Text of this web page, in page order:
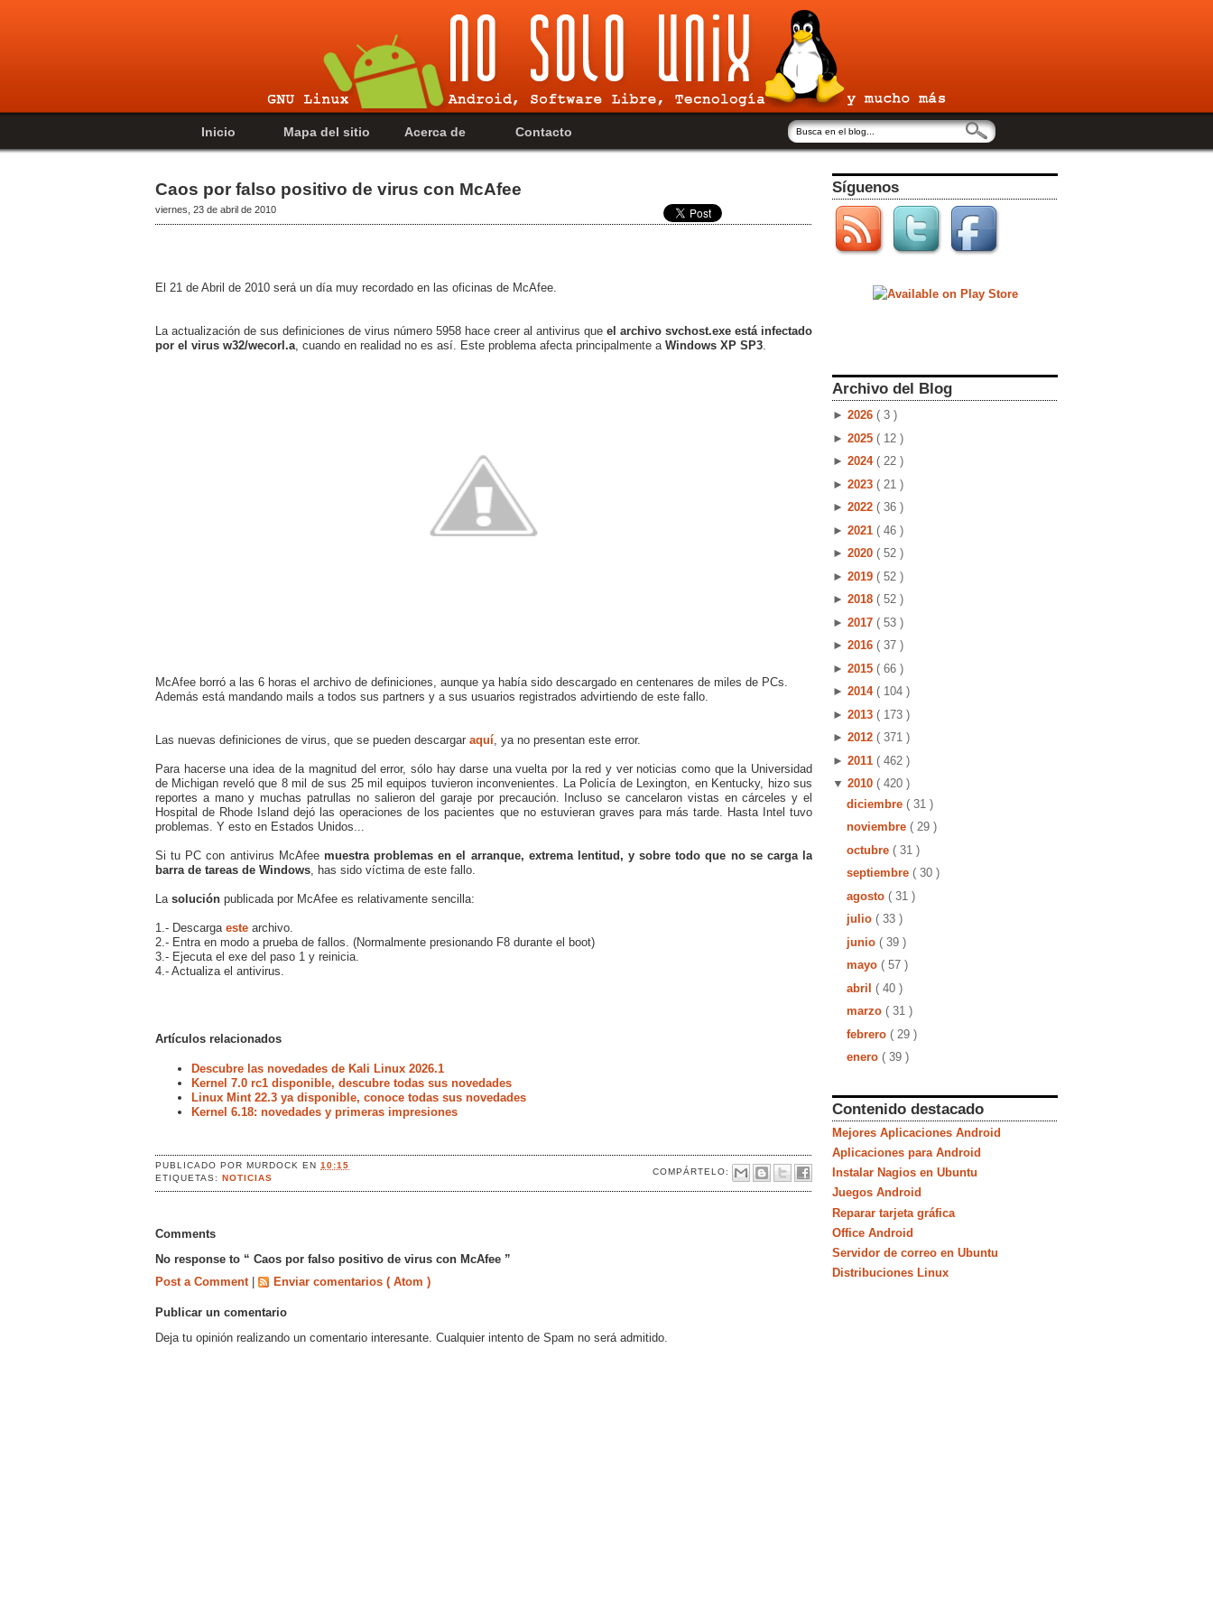
Inicio Mapa del sitio Acerca de Contacto
Caos por falso positivo de virus con McAfee
viernes, 23 de abril de 2010
El 21 de Abril de 2010 será un día muy recordado en las oficinas de McAfee.
La actualización de sus definiciones de virus número 5958 hace creer al antivirus que el archivo svchost.exe está infectado
por el virus w32/wecorl.a , cuando en realidad no es así. Este problema afecta principalmente a Windows XP SP3
McAfee borró a las 6 horas el archivo de definiciones, aunque ya había sido descargado en centenares de miles de PCs.
Además está mandando mails a todos sus partners y a sus usuarios registrados advirtiendo de este fallo.
Las nuevas definiciones de virus, que se pueden descargar aquí , ya no presentan este error.
Para hacerse una idea de la magnitud del error, sólo hay darse una vuelta por la red y ver noticias como que la Universidad
de Michigan reveló que 8 mil de sus 25 mil equipos tuvieron inconvenientes. La Policía de Lexington, en Kentucky, hizo sus
reportes a mano y muchas patrullas no salieron del garaje por precaución. Incluso se cancelaron vistas en cárceles y el
Hospital de Rhode Island dejó las operaciones de los pacientes que no estuvieran graves para más tarde. Hasta Intel tuvo
problemas. Y esto en Estados Unidos...
Si tu PC con antivirus McAfee muestra problemas en el arranque, extrema lentitud, y sobre todo que no se carga la
barra de tareas de Windows , has sido víctima de este fallo.
La solución publicada por McAfee es relativamente sencilla:
1.- Descarga este archivo.
2.- Entra en modo a prueba de fallos. (Normalmente presionando F8 durante el boot)
3.- Ejecuta el exe del paso 1 y reinicia.
4.- Actualiza el antivirus.
Artículos relacionados
Descubre las novedades de Kali Linux 2026.1
Kernel 7.0 rc1 disponible, descubre todas sus novedades
Linux Mint 22.3 ya disponible, conoce todas sus novedades
Kernel 6.18: novedades y primeras impresiones
PUBLICADO PORMURDOCKEN10:15
COMPÁRTELO:
ETIQUETAS:NOTICIAS
Comments
No response to “ Caos por falso positivo de virus con McAfee ”
Post a Comment
Enviar comentarios ( Atom )
Publicar un comentario
Deja tu opinión realizando un comentario interesante. Cualquier intento de Spam no será admitido.
Síguenos
Archivo del Blog
► 2026 ( 3 )
► 2025 ( 12 )
► 2024 ( 22 )
► 2023 ( 21 )
► 2022 ( 36 )
► 2021 ( 46 )
► 2020 ( 52 )
► 2019 ( 52 )
► 2018 ( 52 )
► 2017 ( 53 )
► 2016 ( 37 )
► 2015 ( 66 )
► 2014 ( 104 )
► 2013 ( 173 )
► 2012 ( 371 )
► 2011 ( 462 )
▼ 2010 ( 420 )
diciembre ( 31 )
noviembre ( 29 )
octubre ( 31 )
septiembre ( 30 )
agosto ( 31 )
julio ( 33 )
junio ( 39 )
mayo ( 57 )
abril ( 40 )
marzo ( 31 )
febrero ( 29 )
enero ( 39 )
Contenido destacado
Mejores Aplicaciones Android
Aplicaciones para Android
Instalar Nagios en Ubuntu
Juegos Android
Reparar tarjeta gráfica
Office Android
Servidor de correo en Ubuntu
Distribuciones Linux